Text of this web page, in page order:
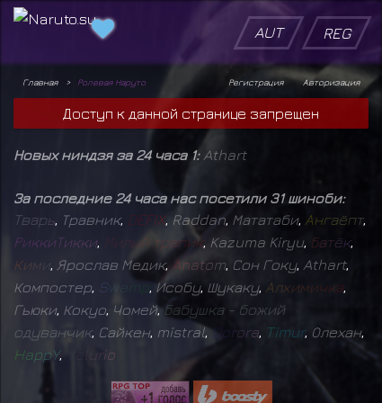
AUT REG
Главная Ролевая Наруто Авторизация
Регистрация
Доступ к данной странице запрещен
Новых ниндзя за 24 часа 1: Athart
За последние 24 часа нас посетили 31 шиноби:
Тварь Травник, DEFIX, Raddan Мататаби, Ангаёпт,
РиккиТикки, М илый трапик, Kazuma Kiryu, Батёк,
Ким Ярослав Медик, Anatom Сон Гоку, Athart,
Компостер Sw mp,Исобу, Шукаку, Алхимичка
Гьюки, Кокуо Чомей,Бабушка - божий
одуванчик, Сайкен, mistral,Dorora Timur, Олехан,
HappY, urio